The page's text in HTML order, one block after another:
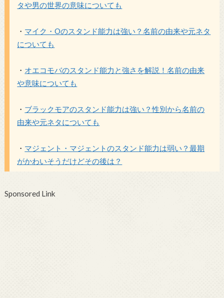
タや男の世界の意味についても
・ マイク・Oのスタンド能力は強い？名前の由来や元ネタ
についても
・ オエコモバのスタンド能力と強さを解説！名前の由来
や意味についても
・ ブラックモアのスタンド能力は強い？性別から名前の
由来や元ネタについても
・ マジェント・マジェントのスタンド能力は弱い？最期
がかわいそうだけどその後は？
Sponsored Link